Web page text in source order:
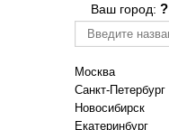
Ваш город: ?
Москва
Санкт-Петербург
Новосибирск
Екатеринбург